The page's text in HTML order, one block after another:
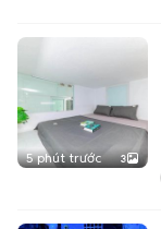
5 phút trước 3